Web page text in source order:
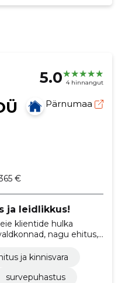
5.0 4 hinnangut
Pärnumaa
€
ja leidlikkus!
klientide hulka
nagu ehitus,
koristamine,
ja kinnisvara
survepuhastus